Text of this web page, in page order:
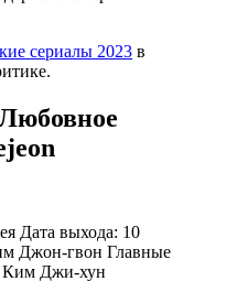
сериалы 2023 в
Дата выхода: 10
Джон-гвон Главные
Джи-хун